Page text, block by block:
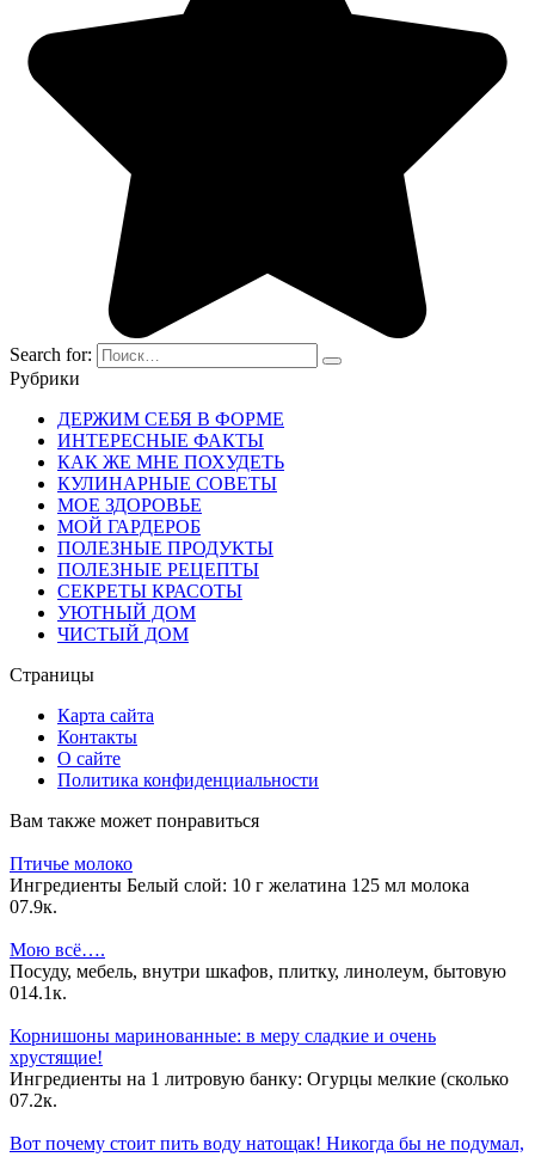
Search for:
Рубрики
ДЕРЖИМ СЕБЯ В ФОРМЕ
ИНТЕРЕСНЫЕ ФАКТЫ
КАК ЖЕ МНЕ ПОХУДЕТЬ
КУЛИНАРНЫЕ СОВЕТЫ
МОЕ ЗДОРОВЬЕ
МОЙ ГАРДЕРОБ
ПОЛЕЗНЫЕ ПРОДУКТЫ
ПОЛЕЗНЫЕ РЕЦЕПТЫ
СЕКРЕТЫ КРАСОТЫ
УЮТНЫЙ ДОМ
ЧИСТЫЙ ДОМ
Страницы
Карта сайта
Контакты
О сайте
Политика конфиденциальности
Вам также может понравиться
Птичье молоко
Ингредиенты Белый слой: 10 г желатина 125 мл молока
07.9к.
Мою всё….
Посуду, мебель, внутри шкафов, плитку, линолеум, бытовую
014.1к.
Корнишоны маринованные: в меру сладкие и очень
хрустящие!
Ингредиенты на 1 литровую банку: Огурцы мелкие (сколько
07.2к.
Вот почему стоит пить воду натощак! Никогда бы не подумал,